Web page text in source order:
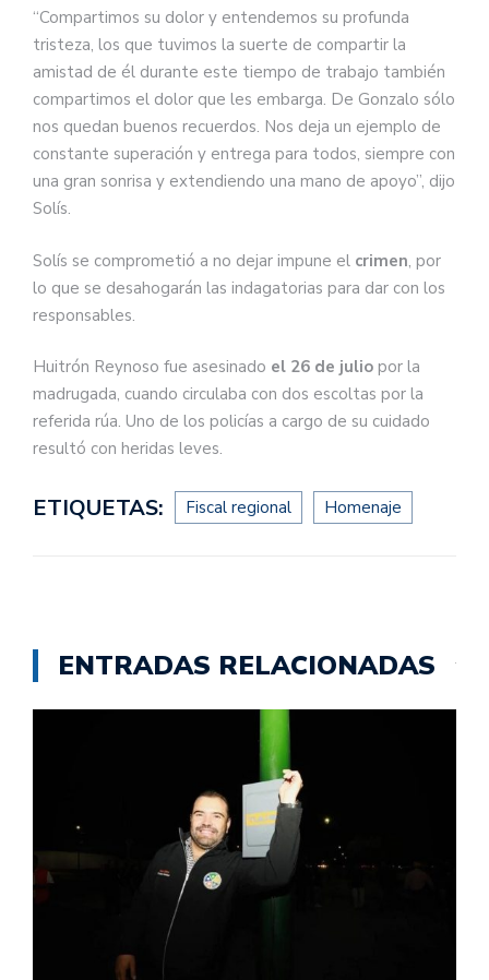
“Compartimos su dolor y entendemos su profunda
tristeza, los que tuvimos la suerte de compartir la
amistad de él durante este tiempo de trabajo también
compartimos el dolor que les embarga. De Gonzalo sólo
nos quedan buenos recuerdos. Nos deja un ejemplo de
constante superación y entrega para todos, siempre con
una gran sonrisa y extendiendo una mano de apoyo”, dijo
Solís.
Solís se comprometió a no dejar impune el crimen, por
lo que se desahogarán las indagatorias para dar con los
responsables.
Huitrón Reynoso fue asesinado el 26 de julio por la
madrugada, cuando circulaba con dos escoltas por la
referida rúa. Uno de los policías a cargo de su cuidado
resultó con heridas leves.
ETIQUETAS: Fiscal regional Homenaje
ENTRADAS RELACIONADAS